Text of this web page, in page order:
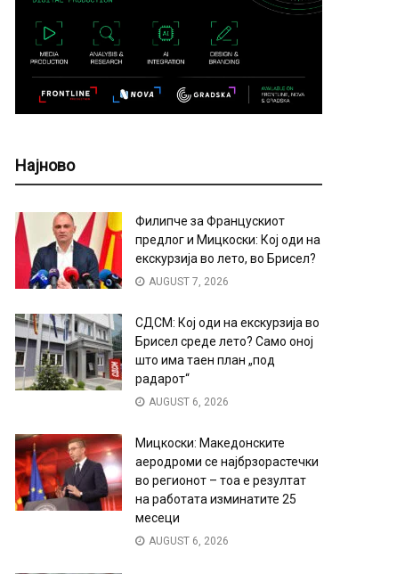
Најново
Филипче за Францускиот
предлог и Мицкоски: Кој оди на
екскурзија во лето, во Брисел?
AUGUST 7, 2026
СДСМ: Кој оди на екскурзија во
Брисел среде лето? Само оној
што има таен план „под
радарот“
AUGUST 6, 2026
Мицкоски: Македонските
аеродроми се најбрзорастечки
во регионот – тоа е резултат
на работата изминатите 25
месеци
AUGUST 6, 2026